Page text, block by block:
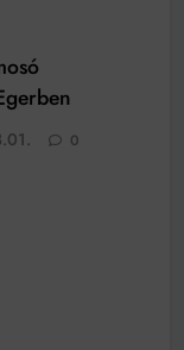
0